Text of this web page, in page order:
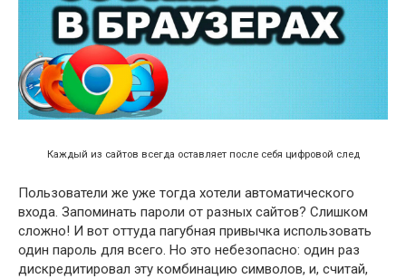
Каждый из сайтов всегда оставляет после себя цифровой след
Пользователи же уже тогда хотели автоматического
входа. Запоминать пароли от разных сайтов? Слишком
сложно! И вот оттуда пагубная привычка использовать
один пароль для всего. Но это небезопасно: один раз
дискредитировал эту комбинацию символов, и, считай,